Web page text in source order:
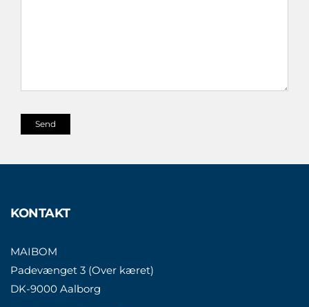
KONTAKT
MAIBOM
Padevænget 3 (Over kæret)
DK-9000 Aalborg